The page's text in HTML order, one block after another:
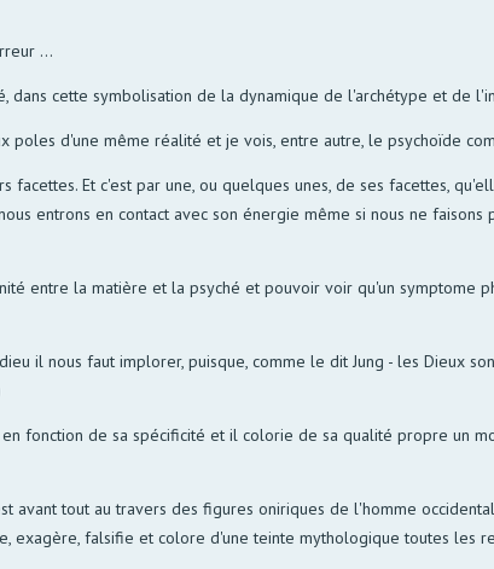
...
dans cette symbolisation de la dynamique de l'archétype et de
d'une même réalité et je vois, entre autre, le psychoïde
facettes. Et c'est par une, ou quelques unes, de ses facettes,
entrons en contact avec son énergie même si nous ne
entre la matière et la psyché et pouvoir voir qu'un symptome
il nous faut implorer, puisque, comme le dit Jung - les Dieux
fonction de sa spécificité et il colorie de sa qualité propre un
avant tout au travers des figures oniriques de l'homme
exagère, falsifie et colore d'une teinte mythologique toutes les